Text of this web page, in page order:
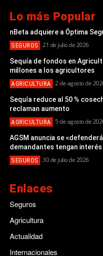
Lo más Popular
nBeta adquiere a Óptima
SEGUROS 21 de julio de 2026
Sequía de fondos en
millones a los agricultores
AGRICULTURA 2 de agosto de
Sequía reduce al 50 %
reclaman aumento
AGRICULTURA 5 de agosto de
AGSM anuncia se
demandantes tengan
SEGUROS 30 de julio de 2026
Enlaces
Seguros
Agricultura
Actualidad
Internacionales